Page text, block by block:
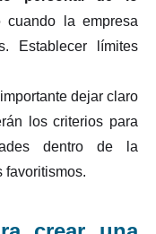
cuando la empresa
Establecer límites
dejar claro
los criterios para
dentro de la
favoritismos.